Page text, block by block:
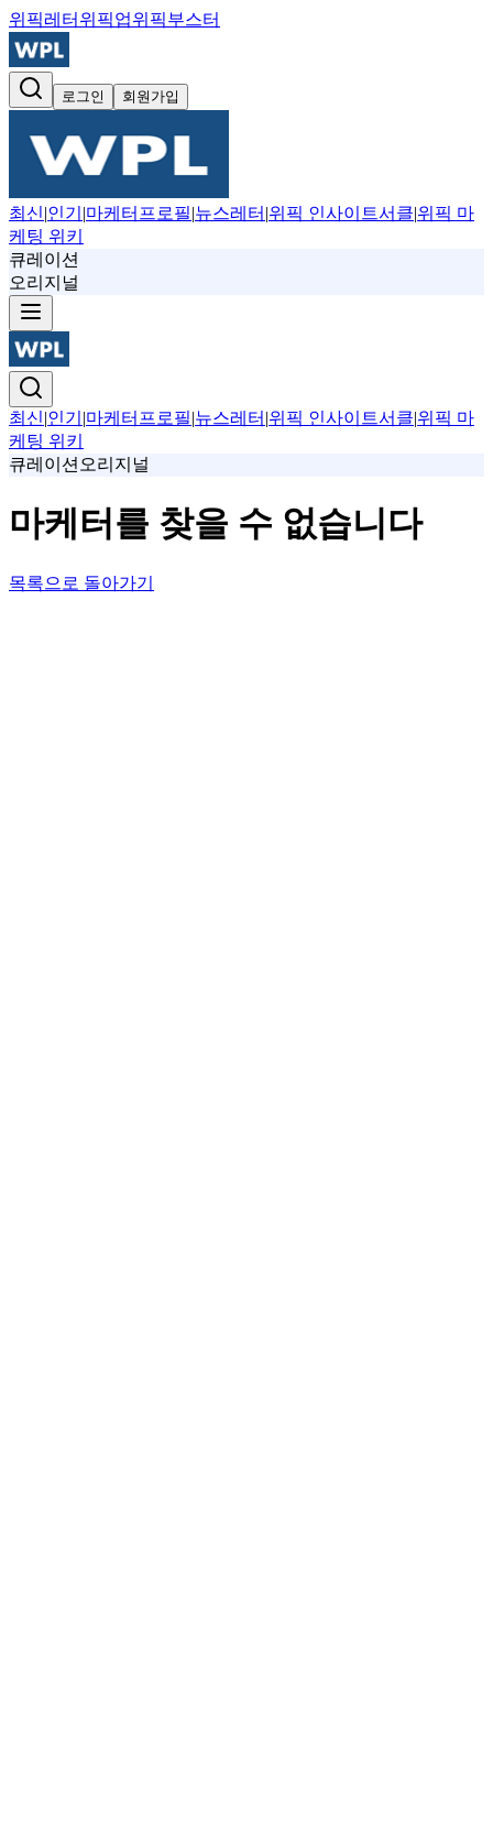
위픽레터 위픽업위픽부스터
로그인 회원가입
최신|인기 |마케터프로필|뉴스레터 |위픽 인사이트서클|위픽 마
케팅 위키
큐레이션
오리지널
최신|인기 |마케터프로필|뉴스레터 |위픽 인사이트서클|위픽 마
케팅 위키
큐레이션 오리지널
마케터를 찾을 수 없습니다
목록으로 돌아가기